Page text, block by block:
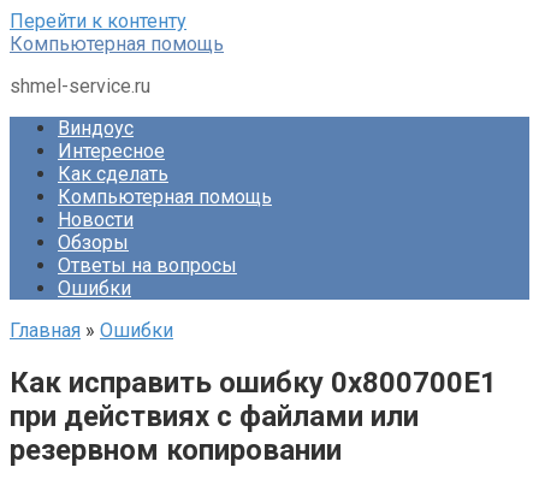
Перейти к контенту
Компьютерная помощь
shmel-service.ru
Виндоус
Интересное
Как сделать
Компьютерная помощь
Новости
Обзоры
Ответы на вопросы
Ошибки
Главная » Ошибки
Как исправить ошибку 0x800700E1
при действиях с файлами или
резервном копировании